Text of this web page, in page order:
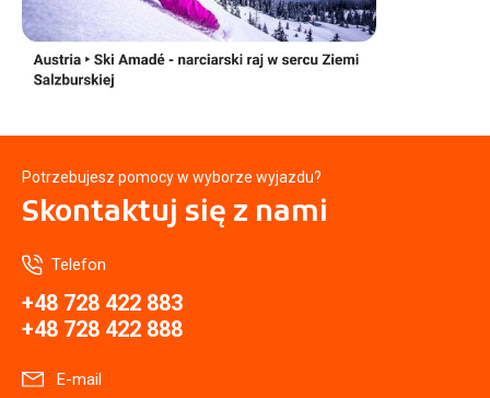
Potrzebujesz pomocy w wyborze wyjazdu?
Skontaktuj się z nami
Telefon
+48 728 422 883
+48 728 422 888
E-mail